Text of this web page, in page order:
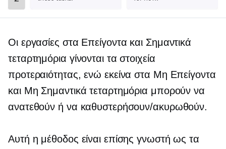
Οι εργασίες στα Επείγοντα και Σημαντικά
τεταρτημόρια γίνονται τα στοιχεία
προτεραιότητας, ενώ εκείνα στα Μη Επείγοντα
και Μη Σημαντικά τεταρτημόρια μπορούν να
ανατεθούν ή να καθυστερήσουν/ακυρωθούν.
Αυτή η μέθοδος είναι επίσης γνωστή ως τα